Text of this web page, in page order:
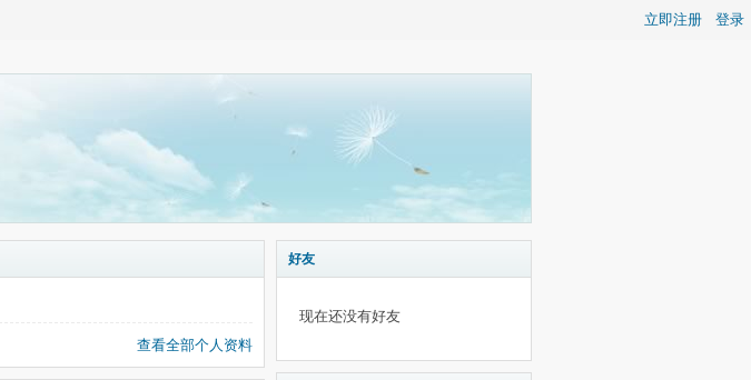
立即注册 登录
查看全部个人资料
好友
现在还没有好友